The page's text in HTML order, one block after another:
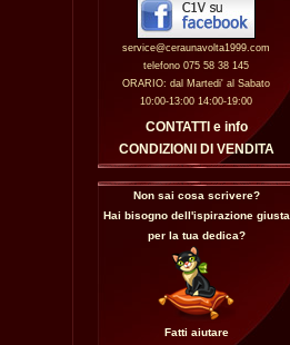
service@ceraunavolta1999.com
telefono 075 58 38 145
ORARIO: dal Martedi' al Sabato
10:00-13:00 14:00-19:00
CONTATTI e info
CONDIZIONI DI VENDITA
Non sai cosa scrivere?
Hai bisogno dell'ispirazione giusta
per la tua dedica?
Fatti aiutare